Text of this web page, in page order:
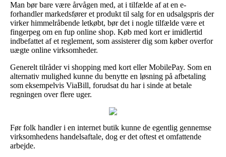
Man bør bare være årvågen med, at i tilfælde af at en e-
forhandler markedsfører et produkt til salg for en udsalgspris der
virker himmelråbende letkøbt, bør det i nogle tilfælde være et
fingerpeg om en fup online shop. Køb med kort er imidlertid
indbefattet af et reglement, som assisterer dig som køber overfor
uægte online virksomheder.
Generelt tilråder vi shopping med kort eller MobilePay. Som en
alternativ mulighed kunne du benytte en løsning på afbetaling
som eksempelvis ViaBill, forudsat du har i sinde at betale
regningen over flere uger.
Før folk handler i en internet butik kunne de egentlig gennemse
virksomhedens handelsaftale, dog er det oftest et omfattende
arbejde.